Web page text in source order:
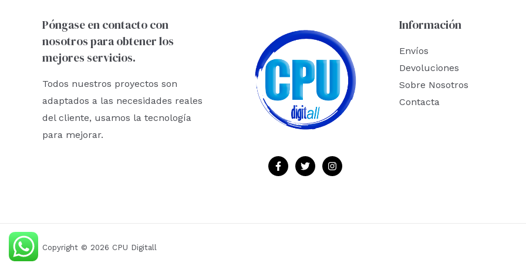
Póngase en contacto con
nosotros para obtener los
mejores servicios.
Todos nuestros proyectos son
adaptados a las necesidades reales
del cliente, usamos la tecnología
para mejorar.
Información
Envíos
Devoluciones
Sobre Nosotros
Contacta
Copyright © 2026 CPU Digitall